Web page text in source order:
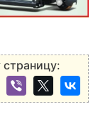
страницу: